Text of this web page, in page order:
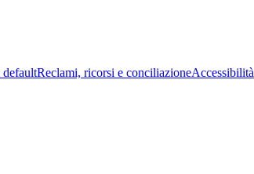
defaultReclami, ricorsi e conciliazioneAccessibilità